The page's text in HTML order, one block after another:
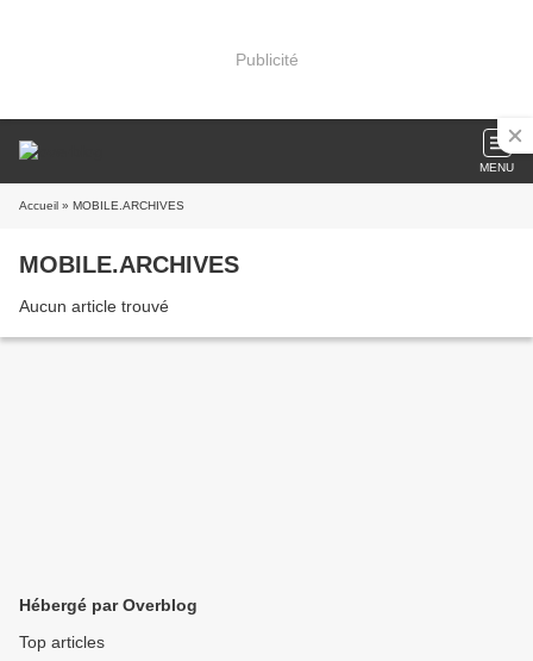
Publicité
MENU
Accueil » MOBILE.ARCHIVES
MOBILE.ARCHIVES
Aucun article trouvé
Hébergé par Overblog
Top articles